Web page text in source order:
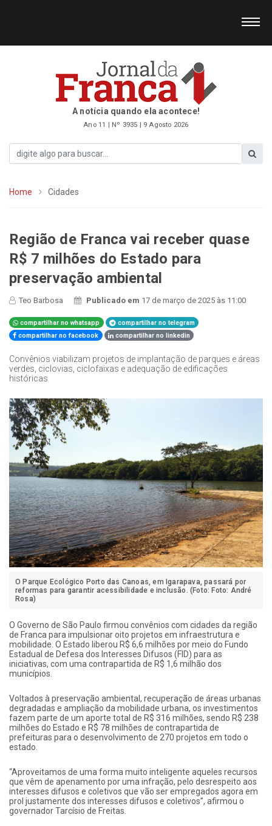
A notícia quando ela acontece!
Ano 11 | Nº 3935 | 9 Agosto 2026
Home Cidades
Região de Franca vai receber quase
R$ 7 milhões do Estado para
preservação ambiental
Teo Barbosa Publicado em 17 de março de 2025 às 11:00
compartilhar no whatsapp
compartilhar no telegram
compartilhar no facebook
compartilhar no linkedin
Convênios viabilizam projetos de implantação de parques e áreas
verdes, ciclovias, ciclofaixas e adequação de edificações
históricas
O Parque Ecológico Porto das Canoas, em Igarapava, passará por
reformas para garantir acessibilidade e inclusão. (Foto: Foto: André
Rosa)
O Governo de São Paulo firmou convênios com cidades da região
de Franca para impulsionar oito projetos em infraestrutura e
mobilidade. O Estado liberou R$ 6,6 milhões por meio do Fundo
Estadual de Defesa dos Interesses Difusos (FID) para as
iniciativas, com uma contrapartida de R$ 1,6 milhão dos
municípios.
Voltados à preservação ambiental, recuperação de áreas urbanas
degradadas e ampliação da mobilidade urbana, os investimentos
fazem parte de um aporte total de R$ 316 milhões, sendo R$ 238
milhões do Estado e R$ 78 milhões de contrapartida de
prefeituras para o desenvolvimento de 270 projetos em todo o
estado.
“Aproveitamos de uma forma muito inteligente aqueles recursos
que vêm de apenamento por uma infração, pelo desrespeito aos
interesses difusos e coletivos que vão ser empregados agora em
prol justamente dos interesses difusos e coletivos”, afirmou o
governador Tarcísio de Freitas.